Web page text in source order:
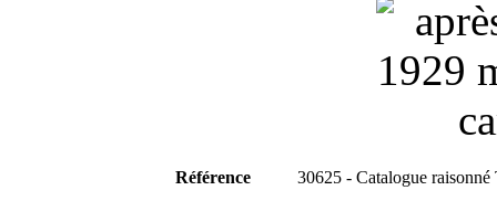
Référence 30625 - Catalogue raisonné